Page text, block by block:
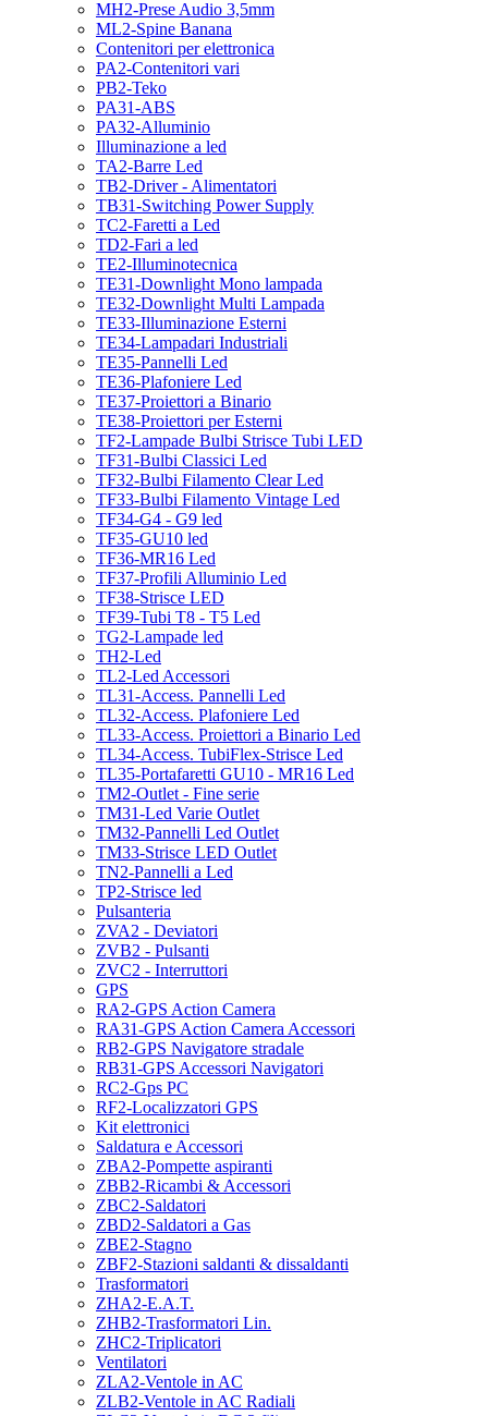
MH2-Prese Audio 3,5mm
ML2-Spine Banana
Contenitori per elettronica
PA2-Contenitori vari
PB2-Teko
PA31-ABS
PA32-Alluminio
Illuminazione a led
TA2-Barre Led
TB2-Driver - Alimentatori
TB31-Switching Power Supply
TC2-Faretti a Led
TD2-Fari a led
TE2-Illuminotecnica
TE31-Downlight Mono lampada
TE32-Downlight Multi Lampada
TE33-Illuminazione Esterni
TE34-Lampadari Industriali
TE35-Pannelli Led
TE36-Plafoniere Led
TE37-Proiettori a Binario
TE38-Proiettori per Esterni
TF2-Lampade Bulbi Strisce Tubi LED
TF31-Bulbi Classici Led
TF32-Bulbi Filamento Clear Led
TF33-Bulbi Filamento Vintage Led
TF34-G4 - G9 led
TF35-GU10 led
TF36-MR16 Led
TF37-Profili Alluminio Led
TF38-Strisce LED
TF39-Tubi T8 - T5 Led
TG2-Lampade led
TH2-Led
TL2-Led Accessori
TL31-Access. Pannelli Led
TL32-Access. Plafoniere Led
TL33-Access. Proiettori a Binario Led
TL34-Access. TubiFlex-Strisce Led
TL35-Portafaretti GU10 - MR16 Led
TM2-Outlet - Fine serie
TM31-Led Varie Outlet
TM32-Pannelli Led Outlet
TM33-Strisce LED Outlet
TN2-Pannelli a Led
TP2-Strisce led
Pulsanteria
ZVA2 - Deviatori
ZVB2 - Pulsanti
ZVC2 - Interruttori
GPS
RA2-GPS Action Camera
RA31-GPS Action Camera Accessori
RB2-GPS Navigatore stradale
RB31-GPS Accessori Navigatori
RC2-Gps PC
RF2-Localizzatori GPS
Kit elettronici
Saldatura e Accessori
ZBA2-Pompette aspiranti
ZBB2-Ricambi & Accessori
ZBC2-Saldatori
ZBD2-Saldatori a Gas
ZBE2-Stagno
ZBF2-Stazioni saldanti & dissaldanti
Trasformatori
ZHA2-E.A.T.
ZHB2-Trasformatori Lin.
ZHC2-Triplicatori
Ventilatori
ZLA2-Ventole in AC
ZLB2-Ventole in AC Radiali